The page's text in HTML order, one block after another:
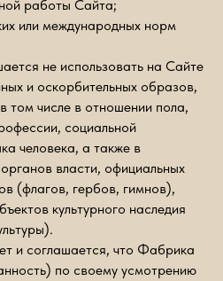
работы Сайта;
или международных норм
не использовать на Сайте
и оскорбительных образов,
том числе в отношении пола,
социальной
человека, а также в
власти, официальных
(флагов, гербов, гимнов),
культурного наследия
и соглашается, что Фабрика
по своему усмотрению